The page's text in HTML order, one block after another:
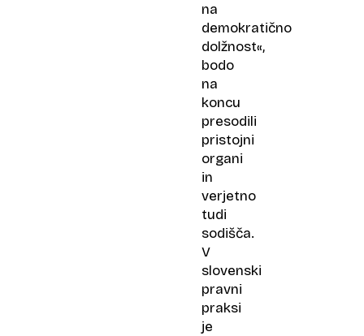
na
demokratično
dolžnost«,
bodo
na
koncu
presodili
pristojni
organi
in
verjetno
tudi
sodišča.
V
slovenski
pravni
praksi
je